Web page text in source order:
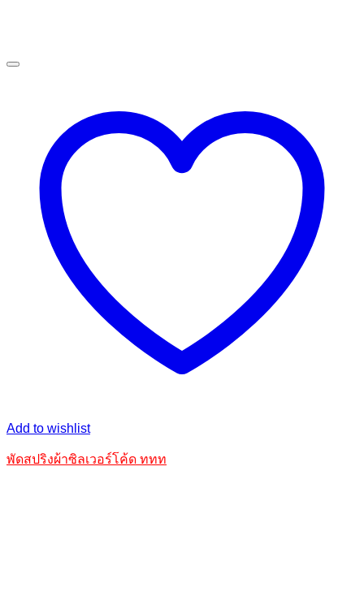
Add to wishlist
พัดสปริงผ้าซิลเวอร์โค้ด ททท